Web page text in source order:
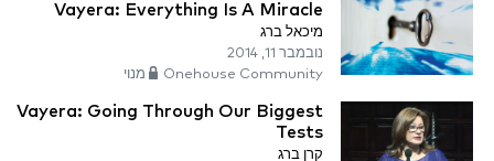
Vayera: Everything Is A Miracle
מיכאל ברג
נובמבר 11, 2014
Onehouse Community מנוי
Vayera: Going Through Our Biggest
Tests
קרן ברג